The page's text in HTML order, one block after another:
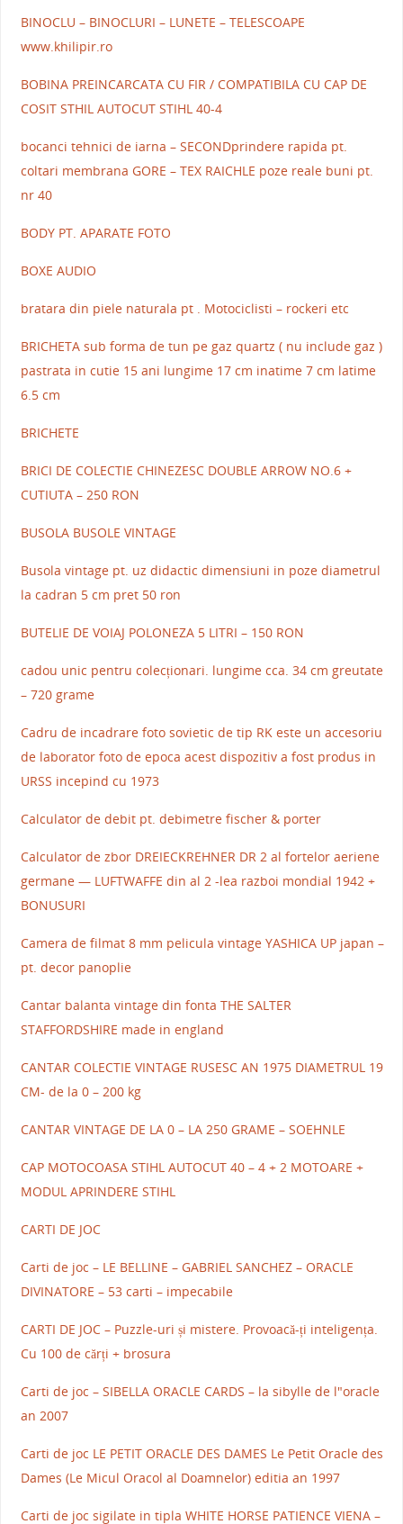
BINOCLU – BINOCLURI – LUNETE – TELESCOAPE
www.khilipir.ro
BOBINA PREINCARCATA CU FIR / COMPATIBILA CU CAP DE
COSIT STHIL AUTOCUT STIHL 40-4
bocanci tehnici de iarna – SECONDprindere rapida pt.
coltari membrana GORE – TEX RAICHLE poze reale buni pt.
nr 40
BODY PT. APARATE FOTO
BOXE AUDIO
bratara din piele naturala pt . Motociclisti – rockeri etc
BRICHETA sub forma de tun pe gaz quartz ( nu include gaz )
pastrata in cutie 15 ani lungime 17 cm inatime 7 cm latime
6.5 cm
BRICHETE
BRICI DE COLECTIE CHINEZESC DOUBLE ARROW NO.6 +
CUTIUTA – 250 RON
BUSOLA BUSOLE VINTAGE
Busola vintage pt. uz didactic dimensiuni in poze diametrul
la cadran 5 cm pret 50 ron
BUTELIE DE VOIAJ POLONEZA 5 LITRI – 150 RON
cadou unic pentru colecționari. lungime cca. 34 cm greutate
– 720 grame
Cadru de incadrare foto sovietic de tip RK este un accesoriu
de laborator foto de epoca acest dispozitiv a fost produs in
URSS incepind cu 1973
Calculator de debit pt. debimetre fischer & porter
Calculator de zbor DREIECKREHNER DR 2 al fortelor aeriene
germane — LUFTWAFFE din al 2 -lea razboi mondial 1942 +
BONUSURI
Camera de filmat 8 mm pelicula vintage YASHICA UP japan –
pt. decor panoplie
Cantar balanta vintage din fonta THE SALTER
STAFFORDSHIRE made in england
CANTAR COLECTIE VINTAGE RUSESC AN 1975 DIAMETRUL 19
CM- de la 0 – 200 kg
CANTAR VINTAGE DE LA 0 – LA 250 GRAME – SOEHNLE
CAP MOTOCOASA STIHL AUTOCUT 40 – 4 + 2 MOTOARE +
MODUL APRINDERE STIHL
CARTI DE JOC
Carti de joc – LE BELLINE – GABRIEL SANCHEZ – ORACLE
DIVINATORE – 53 carti – impecabile
CARTI DE JOC – Puzzle-uri și mistere. Provoacă-ți inteligența.
Cu 100 de cărți + brosura
Carti de joc – SIBELLA ORACLE CARDS – la sibylle de l"oracle
an 2007
Carti de joc LE PETIT ORACLE DES DAMES Le Petit Oracle des
Dames (Le Micul Oracol al Doamnelor) editia an 1997
Carti de joc sigilate in tipla WHITE HORSE PATIENCE VIENA –